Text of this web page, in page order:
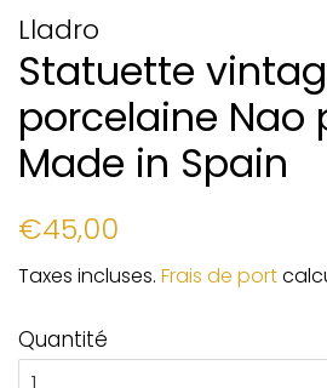
Lladro
Statuette
porcelaine Nao
Made in Spain
Prix
€45,00
Taxes incluses. Frais de port
Quantité